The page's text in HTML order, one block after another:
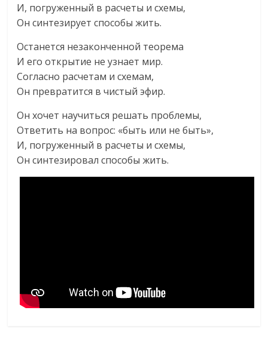
И, погруженный в расчеты и схемы,
Он синтезирует способы жить.
Останется незаконченной теорема
И его открытие не узнает мир.
Согласно расчетам и схемам,
Он превратится в чистый эфир.
Он хочет научиться решать проблемы,
Ответить на вопрос: «быть или не быть»,
И, погруженный в расчеты и схемы,
Он синтезировал способы жить.